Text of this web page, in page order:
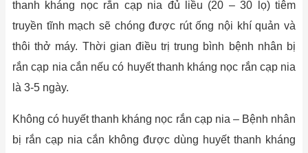
thanh kháng nọc rắn cạp nia đủ liều (20 – 30 lọ) tiêm
truyền tĩnh mạch sẽ chóng được rút ống nội khí quản và
thôi thở máy. Thời gian điều trị trung bình bệnh nhân bị
rắn cạp nia cắn nếu có huyết thanh kháng nọc rắn cạp nia
là 3-5 ngày.
Không có huyết thanh kháng nọc rắn cạp nia – Bệnh nhân
bị rắn cạp nia cắn không được dùng huyết thanh kháng